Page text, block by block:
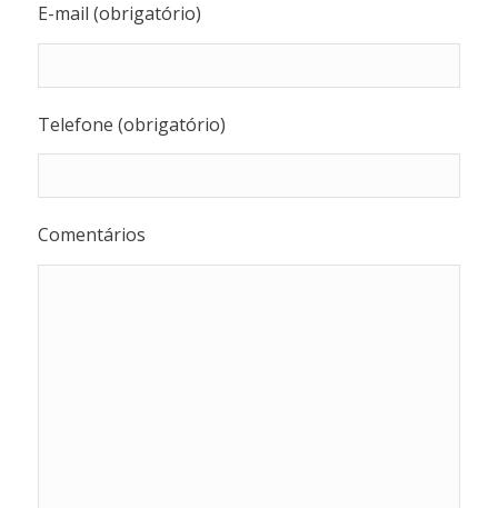
E-mail (obrigatório)
Telefone (obrigatório)
Comentários